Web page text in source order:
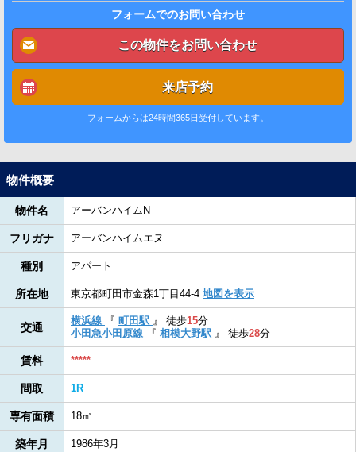
フォームでのお問い合わせ
この物件をお問い合わせ
来店予約
フォームからは24時間365日受付しています。
物件概要
物件名 アーバンハイムN
フリガナ アーバンハイムエヌ
種別 アパート
所在地 東京都町田市金森1丁目44-4 地図を表示
交通
横浜線 『 町田駅 』 徒歩15分
小田急小田原線
『 相模大野駅 』 徒歩28分
賃料 *****
間取 1R
専有面積 18㎡
築年月 1986年3月